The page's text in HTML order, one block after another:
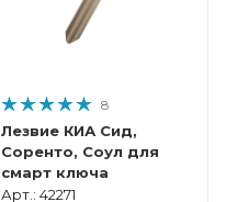
8
Лезвие КИА Сид,
Соренто, Соул для
cмарт ключа
Арт.: 42271